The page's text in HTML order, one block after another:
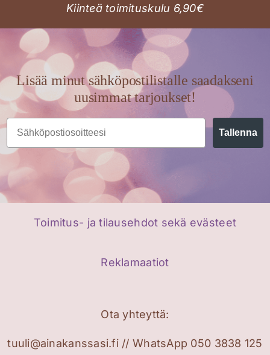
sivulla.
Kiinteä toimituskulu 6,90€
Lisää minut sähköpostilistalle saadakseni
uusimmat tarjoukset!
Email
Tallenna
Toimitus- ja tilausehdot sekä evästeet
Reklamaatiot
Ota yhteyttä:
tuuli@ainakanssasi.fi // WhatsApp 050 3838 125